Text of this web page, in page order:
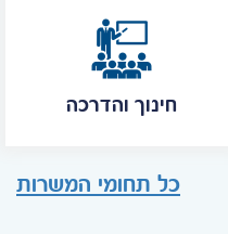
חינוך והדרכה
כל תחומי המשרות